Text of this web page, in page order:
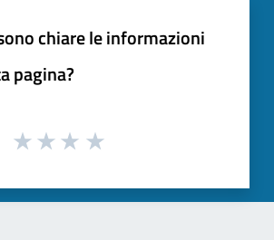
chiare le informazioni
pagina?